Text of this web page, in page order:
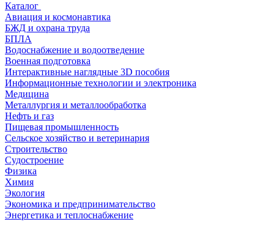
Каталог
Авиация и космонавтика
БЖД и охрана труда
БПЛА
Водоснабжение и водоотведение
Военная подготовка
Интерактивные наглядные 3D пособия
Информационные технологии и электроника
Медицина
Металлургия и металлообработка
Нефть и газ
Пищевая промышленность
Сельское хозяйство и ветеринария
Строительство
Судостроение
Физика
Химия
Экология
Экономика и предпринимательство
Энергетика и теплоснабжение